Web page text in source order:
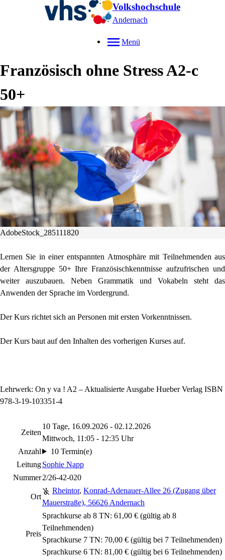
Volkshochschule
Andernach
Menü
Französisch ohne Stress A2-c
50+
AdobeStock_285111820
Lernen Sie in einer entspannten Atmosphäre mit Teilnehmenden aus
der Altersgruppe 50+ Ihre Französischkenntnisse aufzufrischen und
weiter auszubauen. Neben Grammatik und Vokabeln steht das
Anwenden der Sprache im Vordergrund.
Der Kurs richtet sich an Personen mit ersten Vorkenntnissen.
Der Kurs baut auf den Inhalten des vorherigen Kurses auf.
Lehrwerk: On y va ! A2 – Aktualisierte Ausgabe Hueber Verlag ISBN
978-3-19-103351-4
Zeiten
10 Tage, 16.09.2026 - 02.12.2026
Mittwoch, 11:05 - 12:35 Uhr
Anzahl
10 Termin(e)
LeitungSophie Napp
Nummer2/26-42-020
Ort
Rheintor, Konrad-Adenauer-Allee 26 (Zugang über
Mauerstraße), 56626 Andernach
Preis
Sprachkurse ab 8 TN: 61,00 € (gültig ab 8
Teilnehmenden)
Sprachkurse 7 TN: 70,00 € (gültig bei 7 Teilnehmenden)
Sprachkurse 6 TN: 81,00 € (gültig bei 6 Teilnehmenden)